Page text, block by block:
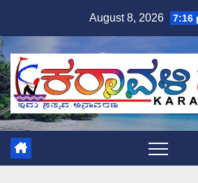
content
August 8, 2026 7:16